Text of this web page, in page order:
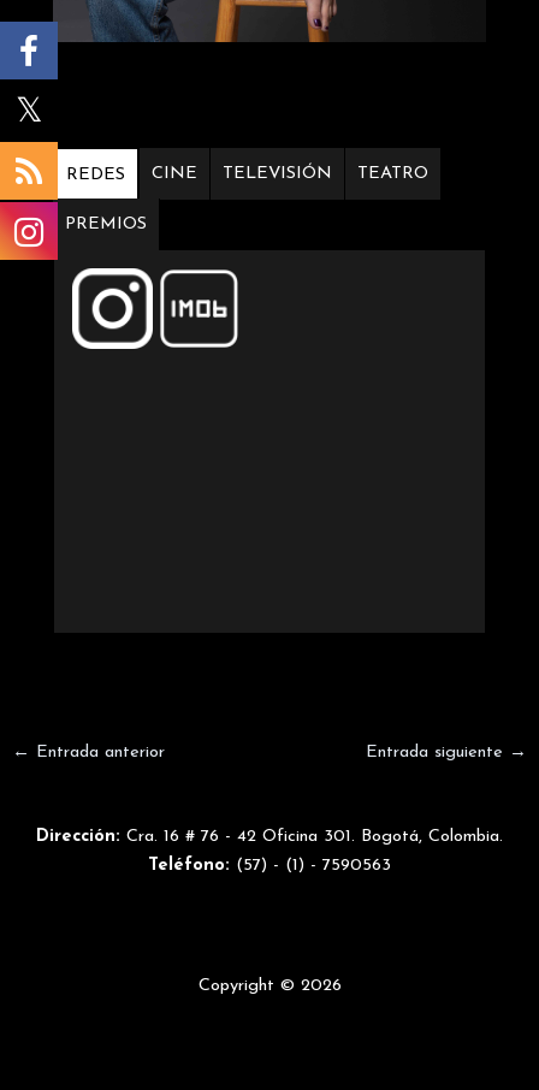
REDES CINE TELEVISIÓN TEATRO
PREMIOS
← Entrada anterior Entrada siguiente →
Dirección: Cra. 16 # 76 - 42 Oficina 301. Bogotá, Colombia.
Teléfono: (57) - (1) - 7590563
Copyright © 2026